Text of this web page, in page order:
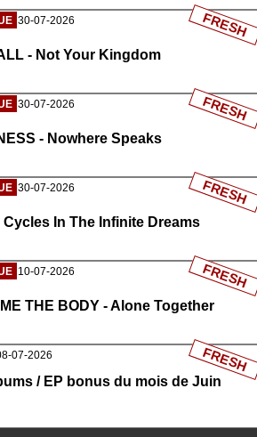
30-07-2026
- Not Your Kingdom
FRESH
30-07-2026
- Nowhere Speaks
FRESH
30-07-2026
Cycles In The Infinite Dreams
FRESH
10-07-2026
THE BODY - Alone Together
FRESH
07-2026
/ EP bonus du mois de Juin
FRESH